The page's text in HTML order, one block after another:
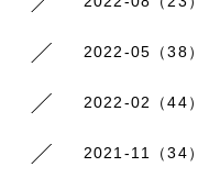
2022-05（38）
2022-02（44）
2021-11（34）